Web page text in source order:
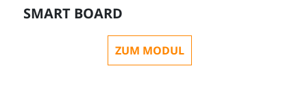
SMART BOARD
ZUM MODUL